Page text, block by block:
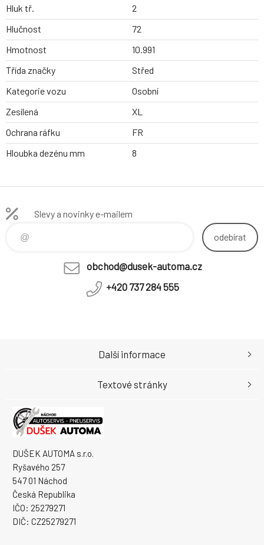
Hluk tř.
2
Hlučnost
72
Hmotnost
10.991
Třída značky
Střed
Kategorie vozu
Osobní
Zesílená
XL
Ochrana ráfku
FR
Hloubka dezénu mm
8
Slevy a novinky e-mailem
odebírat
obchod@dusek-automa.cz
+420 737 284 555
DUŠEK AUTOMA s.r.o.
Ryšavého 257
547 01 Náchod
Česká Republika
IČO: 25279271
DIČ: CZ25279271
Další informace
Textové stránky